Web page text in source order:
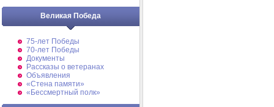
Великая Победа
75-лет Победы
70-лет Победы
Документы
Рассказы о ветеранах
Объявления
«Стена памяти»
«Бессмертный полк»